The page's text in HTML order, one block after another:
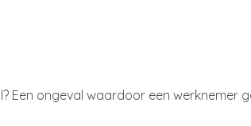
Een ongeval waardoor een